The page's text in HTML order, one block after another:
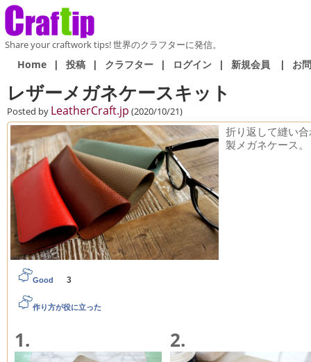
Share your craftwork tips! 世界のクラフターに発信。
Home | 投稿 | クラフター | ログイン | 新規会員 | お
レザーメガネケースキット
Posted by LeatherCraft.jp (2020/10/21)
Good 3
作り方が役に立った
折り返して縫い
製メガネケース。
1. 2.